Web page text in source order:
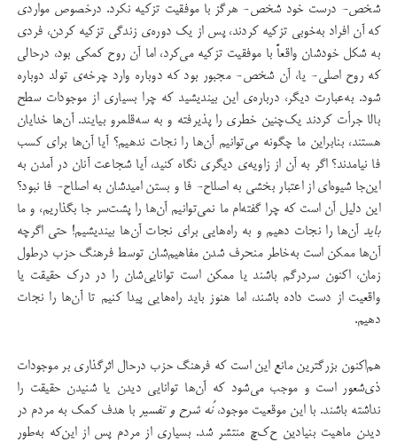
شخص- درست خود شخص- هرگز با موفقیت تزکیه نکرد. درخصوص مواردی
که آن افراد به‌خوبی تزکیه کردند، پس از یک دوره‌ی زندگی تزکیه کردن، فردی
به شکل خودشان واقعاً با موفقیت تزکیه می‌کرد، اما آن روح کمکی بود، درحالی
که روح اصلی- یا، آن شخص- مجبور بود که دوباره وارد چرخه‌ی تولد دوباره
شود. به‌عبارت دیگر، درباره‌ی این بیندیشید که چرا بسیاری از موجودات سطح
بالا جرأت کردند یک‌چنین خطری را پذیرفته و به سه‌قلمرو بیایند. آن‌ها خدایان
هستند، بنابراین ما چگونه می‌توانیم آن‌ها را نجات ندهیم؟ آیا آن‌ها برای کسب
فا نیامدند؟ اگر به آن از زاویه‌‌ی دیگری نگاه کنید، آیا شجاعت آنان در آمدن به
این‌جا شیوه‌ای از اعتبار بخشی به اصلاح- فا و بستن امیدشان به اصلاح- فا نبود؟
این دلیل آن است که چرا گفته‌ام ما نمی‌توانیم آن‌ها را پشت‌سر جا بگذاریم، و ما
باید آن‌ها را نجات دهیم و به راه‌هایی برای نجات آن‌ها بیندیشیم! حتی اگرچه
آن‌ها ممکن است به‌خاطر منحرف شدن مفاهیم‌شان توسط فرهنگ حزب درطول
زمان، اکنون سردرگم باشند یا ممکن است توانایی‌‌شان را در درک حقیقت یا
واقعیت از دست داده باشند، اما هنوز باید راه‌هایی پیدا کنیم تا آن‌ها را نجات
دهیم.
هم‌اکنون بزرگترین مانع این است که فرهنگ حزب درحال اثرگذاری بر موجودات
ذی‌شعور است و موجب می‌شود که آن‌ها توانایی دیدن یا شنیدن حقیقت را
نداشته باشند. با این موقعیت موجود،نُه شرح و تفسیر با هدف کمک به مردم در
دیدن ماهیت بنیادین ح‌ک‌چ منتشر شد. بسیاری از مردم پس از این‌که به‌طور